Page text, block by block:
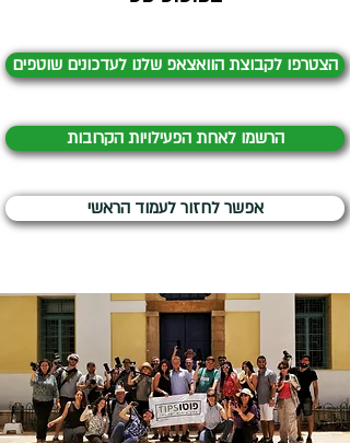
הצטרפו לקבוצת הוואצאפ שלנו לעדכונים שוטפים
הרשמו לאחת הפעילויות הקרובות
אפשר לחזור לעמוד הראשי